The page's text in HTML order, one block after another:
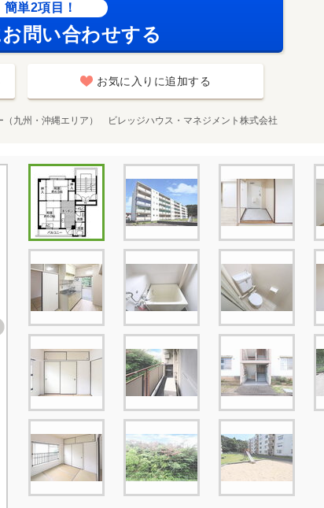
単2項目！
問い合わせする
お気に入りに追加する
九州・沖縄エリア） ビレッジハウス・マネジメント株式会社